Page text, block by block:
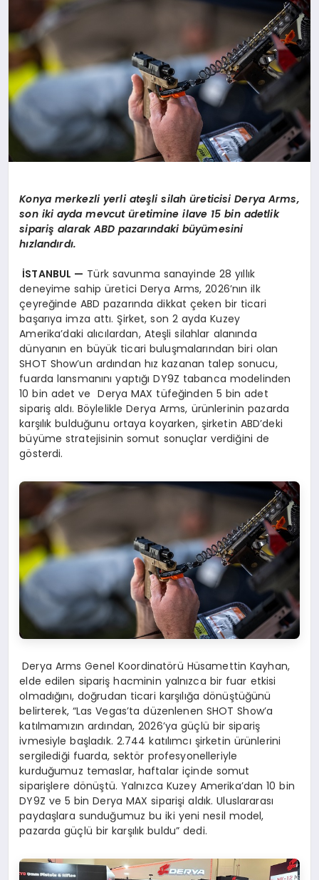
SAĞLIK
SIYASET
SPOR
TEKNOLOJI
Konya merkezli yerli ateşli silah üreticisi Derya Arms,
son iki ayda mevcut üretimine ilave 15 bin adetlik
sipariş alarak ABD pazarındaki büyümesini
hızlandırdı.
İSTANBUL — Türk savunma sanayinde 28 yıllık
deneyime sahip üretici Derya Arms, 2026’nın ilk
çeyreğinde ABD pazarında dikkat çeken bir ticari
başarıya imza attı. Şirket, son 2 ayda Kuzey
Amerika’daki alıcılardan, Ateşli silahlar alanında
dünyanın en büyük ticari buluşmalarından biri olan
SHOT Show’un ardından hız kazanan talep sonucu,
fuarda lansmanını yaptığı DY9Z tabanca modelinden
10 bin adet ve Derya MAX tüfeğinden 5 bin adet
sipariş aldı. Böylelikle Derya Arms, ürünlerinin pazarda
karşılık bulduğunu ortaya koyarken, şirketin ABD’deki
büyüme stratejisinin somut sonuçlar verdiğini de
gösterdi.
Derya Arms Genel Koordinatörü Hüsamettin Kayhan,
elde edilen sipariş hacminin yalnızca bir fuar etkisi
olmadığını, doğrudan ticari karşılığa dönüştüğünü
belirterek, “Las Vegas’ta düzenlenen SHOT Show’a
katılmamızın ardından, 2026’ya güçlü bir sipariş
ivmesiyle başladık. 2.744 katılımcı şirketin ürünlerini
sergilediği fuarda, sektör profesyonelleriyle
kurduğumuz temaslar, haftalar içinde somut
siparişlere dönüştü. Yalnızca Kuzey Amerika’dan 10 bin
DY9Z ve 5 bin Derya MAX siparişi aldık. Uluslararası
paydaşlara sunduğumuz bu iki yeni nesil model,
pazarda güçlü bir karşılık buldu” dedi.